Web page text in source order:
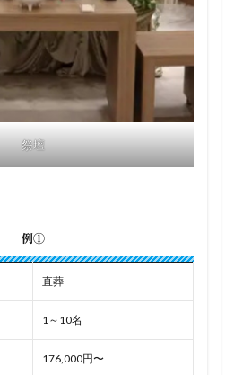
祭壇
例①
直葬
1～10名
176,000円〜